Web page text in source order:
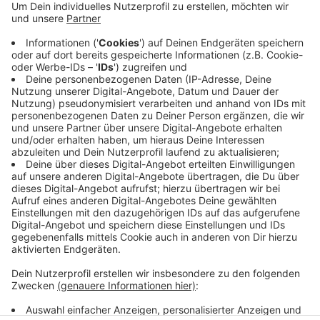
zum Gewerbegebiet Beisenbsch ist gesperrt und die B
525 ist in beiden Richtungen verengt. Das wirkt sich
auf die Busse der Regionalverkehr Münsterland aus.
Die Fahrt kann länger dauern, da im Baustellen-Bereich
Tempo 30 gilt. Und mehrere Haltestellen fallen weg.
Die RVM hat Ersatzhaltestellen eingerichtet. Mehr
Infos gibt esHIER.
Anzeige
Anzeige